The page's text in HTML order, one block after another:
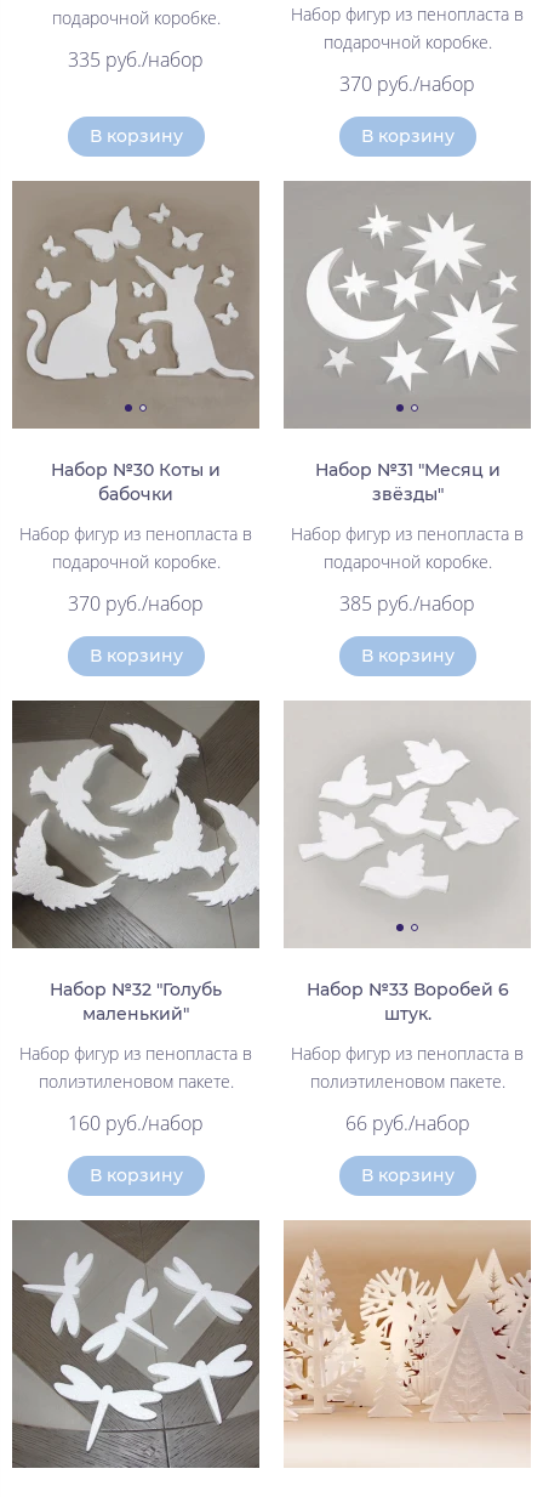
подарочной коробке.
335 руб./набор
В корзину
Набор фигур из пенопласта в
подарочной коробке.
370 руб./набор
В корзину
Набор №30 Коты и
бабочки
Набор фигур из пенопласта в
подарочной коробке.
370 руб./набор
В корзину
Набор №31 "Месяц и
звёзды"
Набор фигур из пенопласта в
подарочной коробке.
385 руб./набор
В корзину
Набор №32 "Голубь
маленький"
Набор фигур из пенопласта в
полиэтиленовом пакете.
160 руб./набор
В корзину
Набор №33 Воробей 6
штук.
Набор фигур из пенопласта в
полиэтиленовом пакете.
66 руб./набор
В корзину